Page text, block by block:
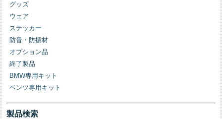
グッズ
ウェア
ステッカー
防音・防振材
オプション品
終了製品
BMW専用キット
ベンツ専用キット
製品検索